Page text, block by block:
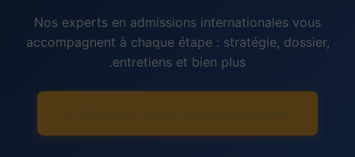
Nos experts en admissions internationales vous
accompagnent à chaque étape : stratégie, dossier,
entretiens et bien plus.